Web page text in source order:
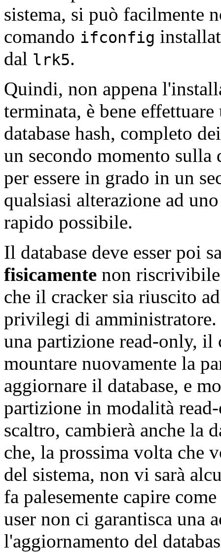
sistema, si può facilmente
comando ifconfig
dal lrk5.
Quindi, non appena
terminata, è bene
database hash, completo
un secondo momento
per essere in grado in un
qualsiasi alterazione ad
rapido possibile.
Il database deve esser poi
fisicamente non
che il cracker sia riuscito
privilegi di amministratore.
una partizione read-only, il
mountare nuovamente la
aggiornare il database, e
partizione in modalità
scaltro, cambierà anche la
che, la prossima volta che
del sistema, non vi sarà
fa palesemente capire
user non ci garantisca una
l'aggiornamento del